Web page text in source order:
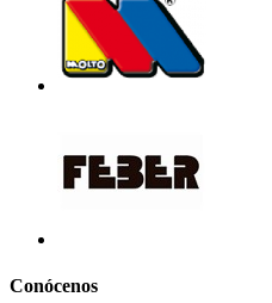
Conócenos